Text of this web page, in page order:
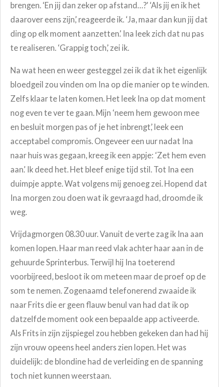
brengen. ‘En jij dan zeker op afstand…?’ ‘Als jij en ik het
daarover eens zijn,’ reageerde ik. ‘Ja, maar dan kun jij dat
ding op elk moment aanzetten.’ Ina leek zich dat nu pas
te realiseren. ‘Grappig toch,’ zei ik.
Na wat heen en weer gesteggel zei ik dat ik het eigenlijk
bloedgeil zou vinden om Ina op die manier op te winden.
Zelfs klaar te laten komen. Het leek Ina op dat moment
nog even te ver te gaan. Mijn ‘neem hem gewoon mee
en besluit morgen pas of je het inbrengt,’ leek een
acceptabel compromis. Ongeveer een uur nadat Ina
naar huis was gegaan, kreeg ik een appje: ‘Zet hem even
aan.’ Ik deed het. Het bleef enige tijd stil. Tot Ina een
duimpje appte. Wat volgens mij genoeg zei. Hopend dat
Ina morgen zou doen wat ik gevraagd had, droomde ik
weg.
Vrijdagmorgen 08.30 uur. Vanuit de verte zag ik Ina aan
komen lopen. Haar man reed vlak achter haar aan in de
gehuurde Sprinterbus. Terwijl hij Ina toeterend
voorbijreed, besloot ik om meteen maar de proef op de
som te nemen. Zogenaamd telefonerend zwaaide ik
naar Frits die er geen flauw benul van had dat ik op
datzelfde moment ook een bepaalde app activeerde.
Als Frits in zijn zijspiegel zou hebben gekeken dan had hij
zijn vrouw opeens heel anders zien lopen. Het was
duidelijk: de blondine had de verleiding en de spanning
toch niet kunnen weerstaan.